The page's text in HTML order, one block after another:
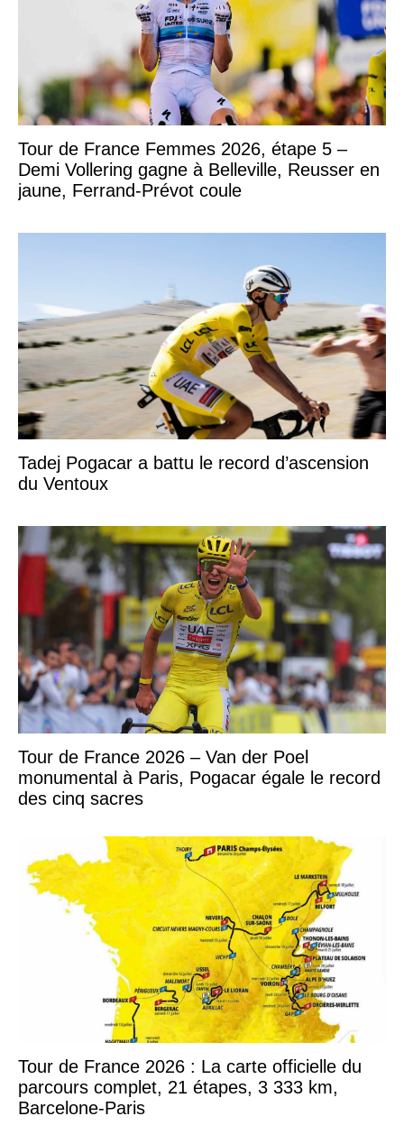
Tour de France Femmes 2026, étape 5 –
Demi Vollering gagne à Belleville, Reusser en
jaune, Ferrand-Prévot coule
Tadej Pogacar a battu le record d’ascension
du Ventoux
Tour de France 2026 – Van der Poel
monumental à Paris, Pogacar égale le record
des cinq sacres
Tour de France 2026 : La carte officielle du
parcours complet, 21 étapes, 3 333 km,
Barcelone-Paris